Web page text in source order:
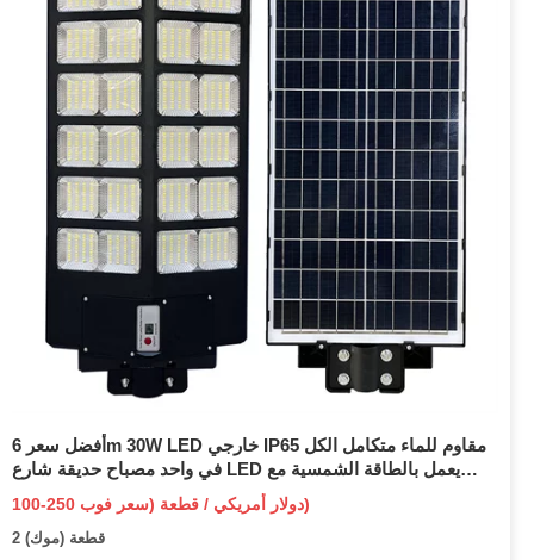
أفضل سعر 6m 30W LED خارجي IP65 مقاوم للماء متكامل الكل
في واحد مصباح حديقة شارع LED يعمل بالطاقة الشمسية مع
نظام لوحة استشعار الحركة وبطارية ليثيوم
100-250 دولار أمريكي / قطعة (سعر فوب)
2 قطعة (موك)